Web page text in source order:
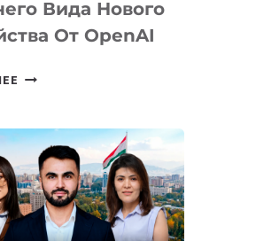
Вида Нового
От OpenAI
СТАЛИ
ВНЕШНЕГО
ВИДА
НОВОГО
УСТРОЙСТВА